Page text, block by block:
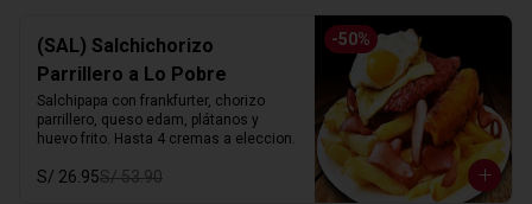
-50%
(SAL) Salchichorizo
Parrillero a Lo Pobre
Salchipapa con frankfurter, chorizo
parrillero, queso edam, plátanos y
huevo frito. Hasta 4 cremas a eleccion.
S/ 26.95S/ 53.90